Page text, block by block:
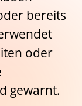
bereits
oder
gewarnt.